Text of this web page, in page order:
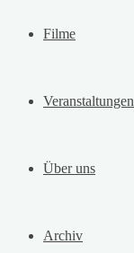
Filme
Veranstaltungen
Über uns
Archiv